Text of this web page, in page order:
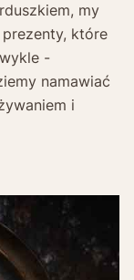
my
które
-
namawiać
i